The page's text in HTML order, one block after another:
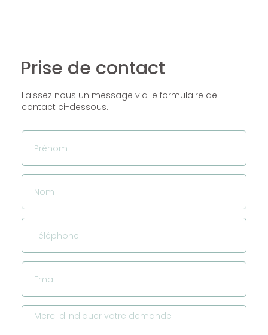
Prise de contact
Laissez nous un message via le formulaire de
contact ci-dessous.